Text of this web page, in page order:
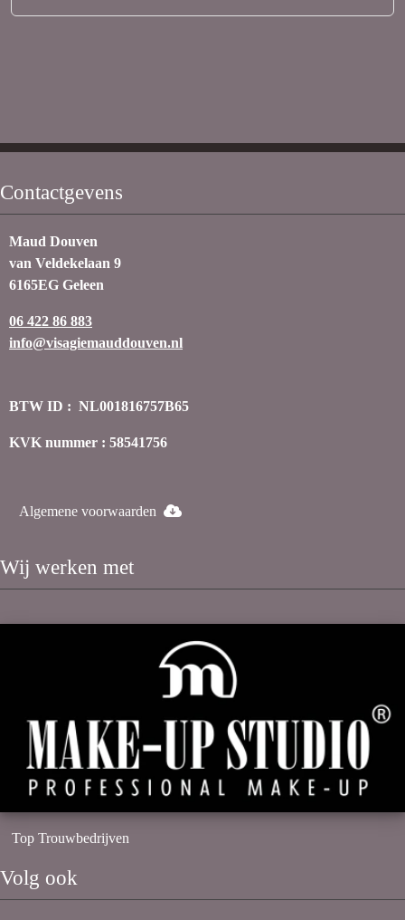
Contactgevens
Maud Douven
van Veldekelaan 9
6165EG Geleen
06 422 86 883
info@visagiemauddouven.nl
BTW ID : NL001816757B65
KVK nummer : 58541756
Algemene voorwaarden
Wij werken met
Top Trouwbedrijven
Volg ook